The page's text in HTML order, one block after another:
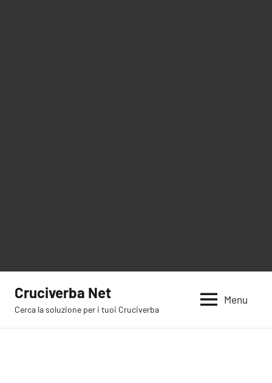
contenuto
Cruciverba Net
Cerca la soluzione per i tuoi Cruciverba
Menu